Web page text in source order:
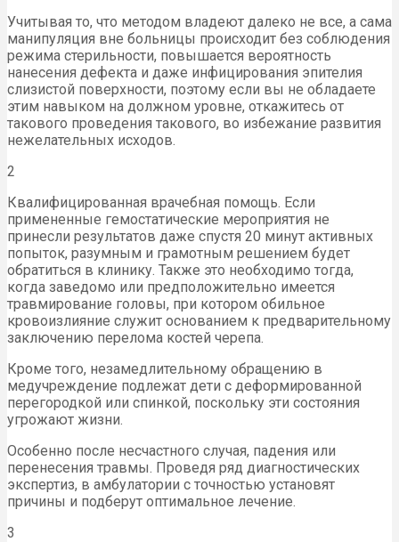
Учитывая то, что методом владеют далеко не все, а сама
манипуляция вне больницы происходит без соблюдения
режима стерильности, повышается вероятность
нанесения дефекта и даже инфицирования эпителия
слизистой поверхности, поэтому если вы не обладаете
этим навыком на должном уровне, откажитесь от
такового проведения такового, во избежание развития
нежелательных исходов.
2
Квалифицированная врачебная помощь. Если
примененные гемостатические мероприятия не
принесли результатов даже спустя 20 минут активных
попыток, разумным и грамотным решением будет
обратиться в клинику. Также это необходимо тогда,
когда заведомо или предположительно имеется
травмирование головы, при котором обильное
кровоизлияние служит основанием к предварительному
заключению перелома костей черепа.
Кроме того, незамедлительному обращению в
медучреждение подлежат дети с деформированной
перегородкой или спинкой, поскольку эти состояния
угрожают жизни.
Особенно после несчастного случая, падения или
перенесения травмы. Проведя ряд диагностических
экспертиз, в амбулатории с точностью установят
причины и подберут оптимальное лечение.
3